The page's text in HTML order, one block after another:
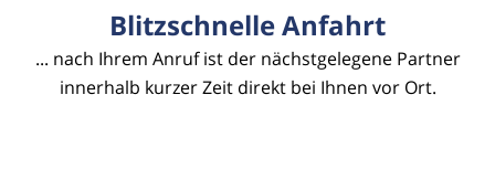
Blitzschnelle Anfahrt
... nach Ihrem Anruf ist der nächstgelegene Partner
innerhalb kurzer Zeit direkt bei Ihnen vor Ort.